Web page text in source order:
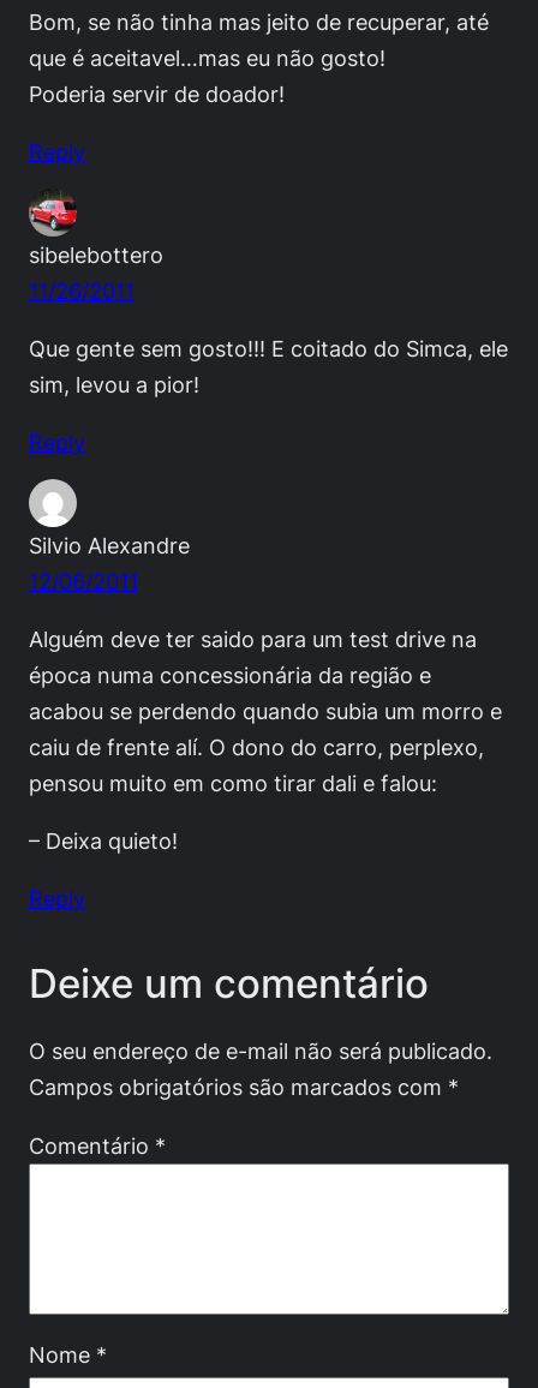
Bom, se não tinha mas jeito de recuperar, até
que é aceitavel…mas eu não gosto!
Poderia servir de doador!
Reply
sibelebottero
11/26/2011
Que gente sem gosto!!! E coitado do Simca, ele
sim, levou a pior!
Reply
Silvio Alexandre
12/06/2011
Alguém deve ter saido para um test drive na
época numa concessionária da região e
acabou se perdendo quando subia um morro e
caiu de frente alí. O dono do carro, perplexo,
pensou muito em como tirar dali e falou:
– Deixa quieto!
Reply
Deixe um comentário
O seu endereço de e-mail não será publicado.
Campos obrigatórios são marcados com *
Comentário *
Nome *